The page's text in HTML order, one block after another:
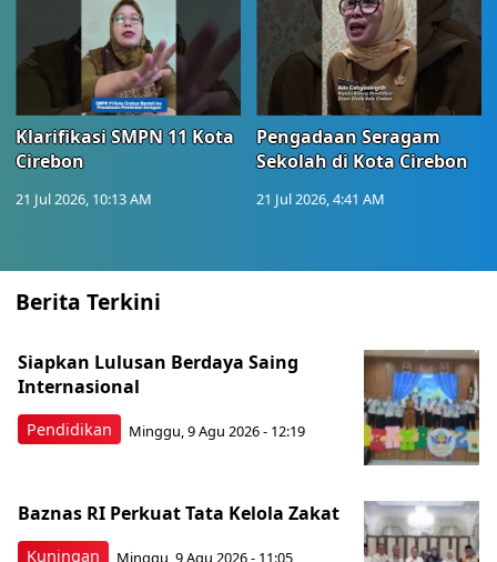
Klarifikasi SMPN 11 Kota
Cirebon
21 Jul 2026, 10:13 AM
Pengadaan Seragam
Sekolah di Kota Cirebon
21 Jul 2026, 4:41 AM
Berita Terkini
Pendidikan
Siapkan Lulusan Berdaya Saing
Internasional
Minggu, 9 Agu 2026 - 12:19
Kuningan
Baznas RI Perkuat Tata Kelola Zakat
Minggu, 9 Agu 2026 - 11:05